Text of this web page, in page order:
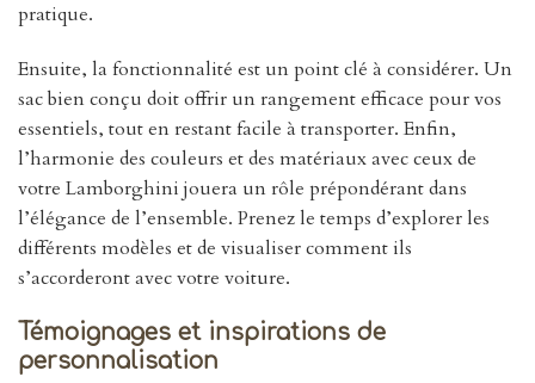
pratique.
Ensuite, la fonctionnalité est un point clé à considérer. Un
sac bien conçu doit offrir un rangement efficace pour vos
essentiels, tout en restant facile à transporter. Enfin,
l’harmonie des couleurs et des matériaux avec ceux de
votre Lamborghini jouera un rôle prépondérant dans
l’élégance de l’ensemble. Prenez le temps d’explorer les
différents modèles et de visualiser comment ils
s’accorderont avec votre voiture.
Témoignages et inspirations de
personnalisation